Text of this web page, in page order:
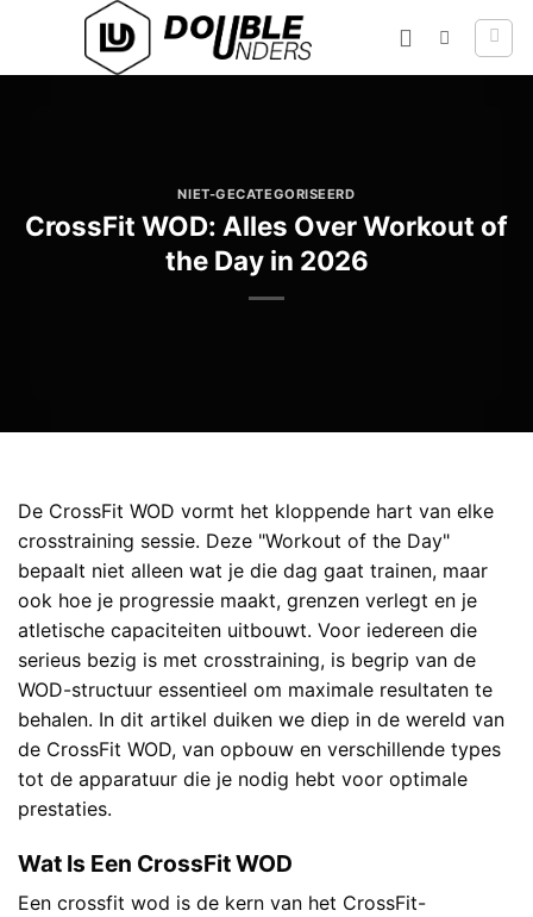
inhoud
NIET-GECATEGORISEERD
CrossFit WOD: Alles Over Workout of
the Day in 2026
De CrossFit WOD vormt het kloppende hart van elke
crosstraining sessie. Deze "Workout of the Day"
bepaalt niet alleen wat je die dag gaat trainen, maar
ook hoe je progressie maakt, grenzen verlegt en je
atletische capaciteiten uitbouwt. Voor iedereen die
serieus bezig is met crosstraining, is begrip van de
WOD-structuur essentieel om maximale resultaten te
behalen. In dit artikel duiken we diep in de wereld van
de CrossFit WOD, van opbouw en verschillende types
tot de apparatuur die je nodig hebt voor optimale
prestaties.
Wat Is Een CrossFit WOD
Een crossfit wod is de kern van het CrossFit-